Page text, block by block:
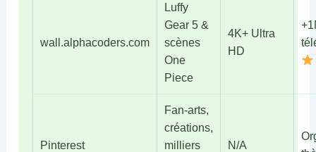
wall.alphacoders.com
Luffy
Gear 5 &
scènes
One
Piece
4K+ Ultra
HD
Pinterest
Fan-arts,
créations,
milliers
N/A